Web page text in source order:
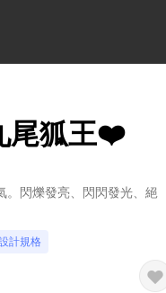
尾狐王❤️
。閃爍發亮、閃閃發光、絕
計規格